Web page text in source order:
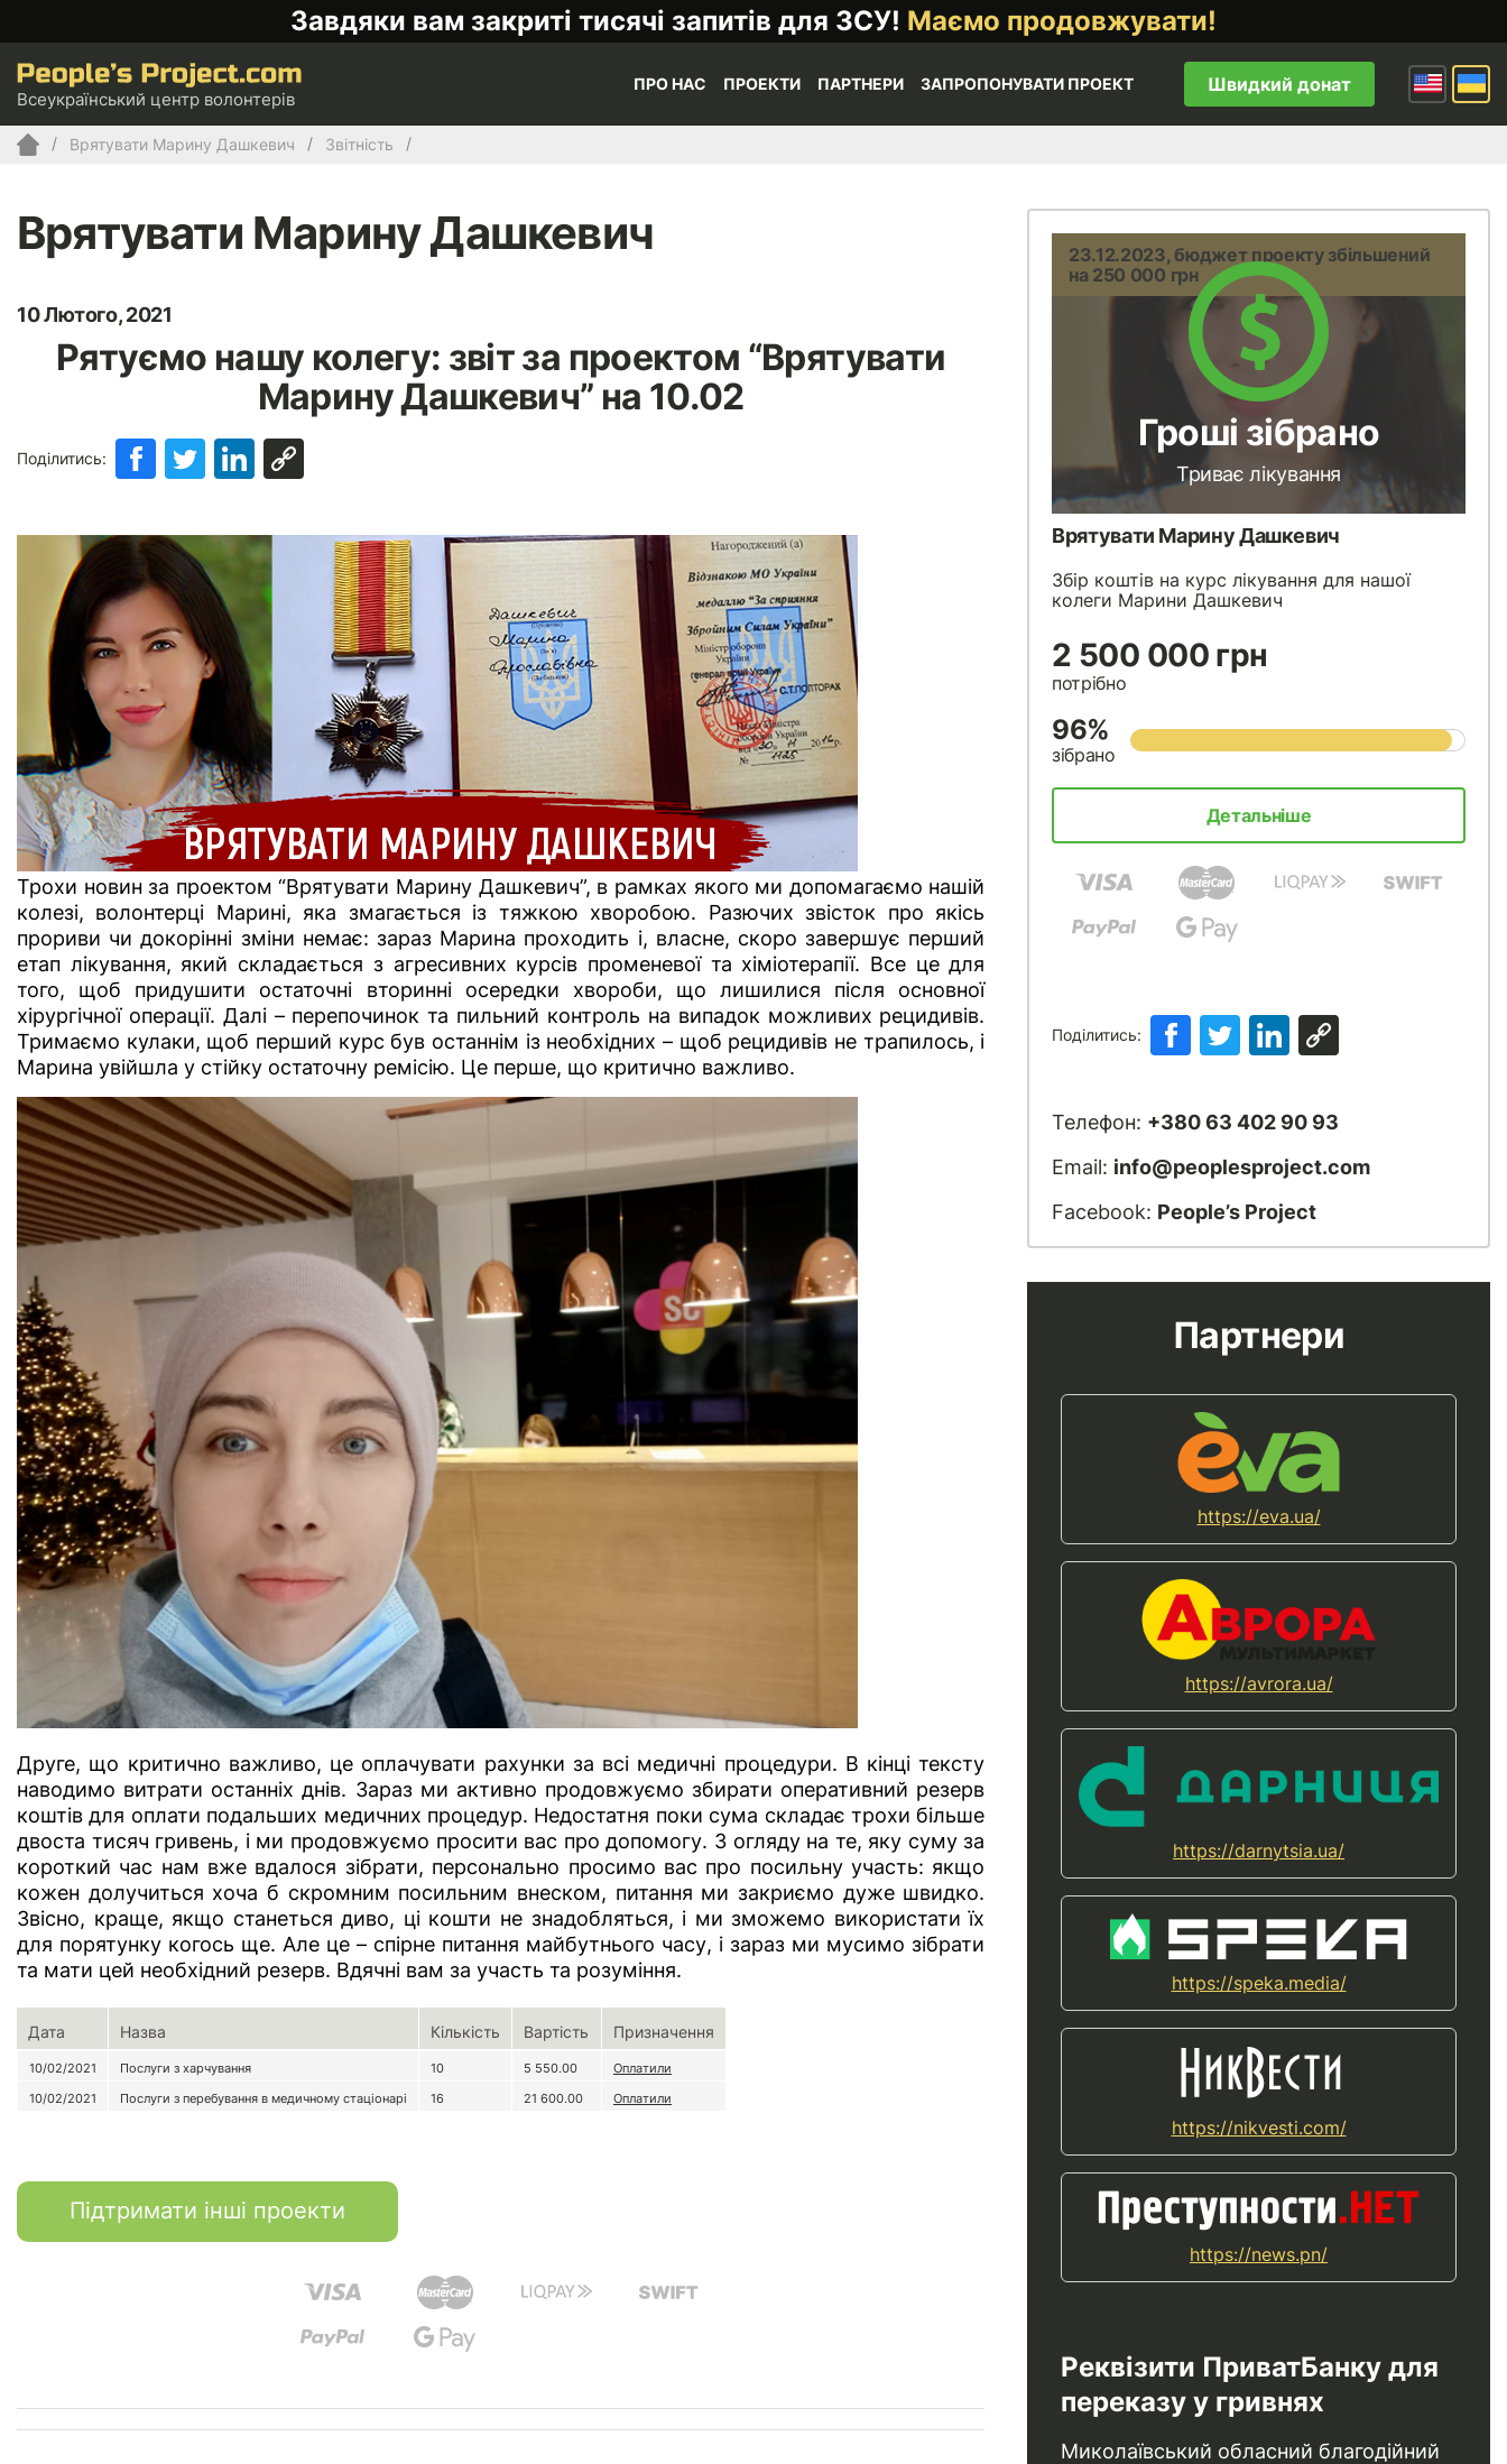
Завдяки вам закриті тисячі запитів для ЗСУ! Маємо продовжувати!
Всеукраїнський центр волонтерів
ПРО НАС ПРОЕКТИ ПАРТНЕРИ ЗАПРОПОНУВАТИ ПРОЕКТ Швидкий донат
Врятувати Марину Дашкевич Звітність
Врятувати Марину Дашкевич
10 Лютого, 2021
Рятуємо нашу колегу: звіт за проектом “Врятувати
Марину Дашкевич” на 10.02
Поділитись:
Трохи новин за проектом “Врятувати Марину Дашкевич”, в рамках якого ми допомагаємо нашій
колезі, волонтерці Марині, яка змагається із тяжкою хворобою. Разючих звісток про якісь
прориви чи докорінні зміни немає: зараз Марина проходить і, власне, скоро завершує перший
етап лікування, який складається з агресивних курсів променевої та хіміотерапії. Все це для
того, щоб придушити остаточні вторинні осередки хвороби, що лишилися після основної
хірургічної операції. Далі – перепочинок та пильний контроль на випадок можливих рецидивів.
Тримаємо кулаки, щоб перший курс був останнім із необхідних – щоб рецидивів не трапилось, і
Марина увійшла у стійку остаточну ремісію. Це перше, що критично важливо.
Друге, що критично важливо, це оплачувати рахунки за всі медичні процедури. В кінці тексту
наводимо витрати останніх днів. Зараз ми активно продовжуємо збирати оперативний резерв
коштів для оплати подальших медичних процедур. Недостатня поки сума складає трохи більше
двоста тисяч гривень, і ми продовжуємо просити вас про допомогу. З огляду на те, яку суму за
короткий час нам вже вдалося зібрати, персонально просимо вас про посильну участь: якщо
кожен долучиться хоча б скромним посильним внеском, питання ми закриємо дуже швидко.
Звісно, краще, якщо станеться диво, ці кошти не знадобляться, і ми зможемо використати їх
для порятунку когось ще. Але це – спірне питання майбутнього часу, і зараз ми мусимо зібрати
та мати цей необхідний резерв. Вдячні вам за участь та розуміння.
Дата Назва Кількість Вартість Призначення
10/02/2021 Послуги з харчування 10 5 550.00
Оплатили
10/02/2021
Послуги з перебування в медичному стаціонарі 16 21 600.00 Оплатили
Підтримати інші проекти
23.12.2023, бюджет проекту збільшений
на 250 000 грн
Гроші зібрано
Триває лікування
Врятувати Марину Дашкевич
Збір коштів на курс лікування для нашої
колеги Марини Дашкевич
2 500 000 грн
потрібно
96%
зібрано
Детальніше
Поділитись:
Телефон: +380 63 402 90 93
Email: info@peoplesproject.com
Facebook: People’s Project
Партнери
https://eva.ua/
https://avrora.ua/
https://darnytsia.ua/
https://speka.media/
https://nikvesti.com/
https://news.pn/
Реквізити ПриватБанку для
переказу у гривнях
Миколаївський обласний благодійний